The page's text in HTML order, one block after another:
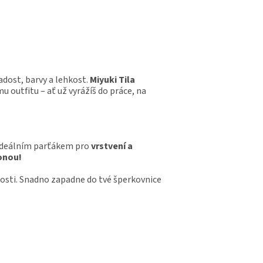
barvy a lehkost. Miyuki Tila
outfitu – ať už vyrážíš do práce, na
parťákem provrstvení a
Snadno zapadne do tvé šperkovnice